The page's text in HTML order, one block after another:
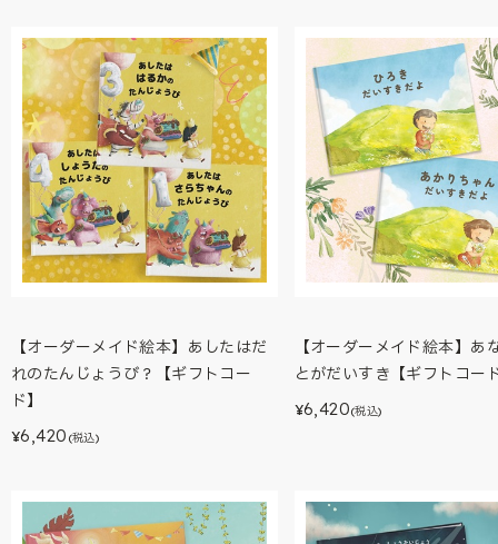
【オーダーメイド絵本】あしたはだ
れのたんじょうび？【ギフトコー
ド】
¥6,420 (税込)
【オーダーメイド絵本】あ
とがだいすき【ギフトコー
¥6,420(税込)